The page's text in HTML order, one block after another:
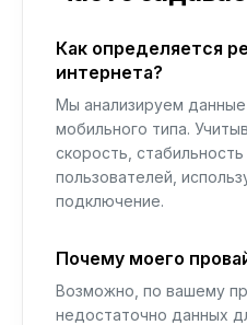
Как определяется
интернета?
Мы анализируем данные
мобильного типа.
скорость,
пользователей,
подключение.
Почему моего
Возможно, по вашему
недостаточно данных